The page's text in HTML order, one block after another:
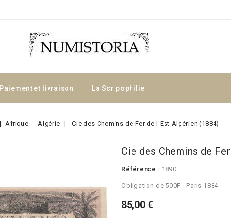
Paiement et livraison La Scripophilie
Afrique Algérie Cie des Chemins de Fer de l'Est Algérien (1884)
Cie des Chemins de
Référence : 1890
Obligation de 500F - Paris 1884
85,00 €